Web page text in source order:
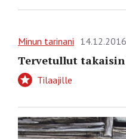
Minun tarinani 14.12.2016
Tervetullut
Tilaajille